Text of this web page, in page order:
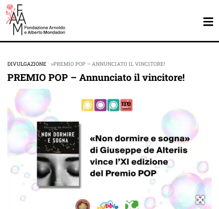
DIVULGAZIONE PREMIO POP – ANNUNCIATO IL VINCITORE!
PREMIO POP – Annunciato il vincitore!